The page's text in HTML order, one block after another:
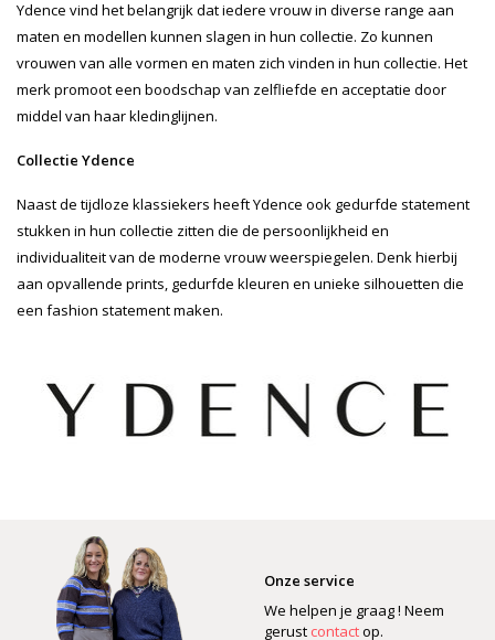
Ydence vind het belangrijk dat iedere vrouw in diverse range aan
maten en modellen kunnen slagen in hun collectie. Zo kunnen
vrouwen van alle vormen en maten zich vinden in hun collectie. Het
merk promoot een boodschap van zelfliefde en acceptatie door
middel van haar kledinglijnen.
Collectie Ydence
Naast de tijdloze klassiekers heeft Ydence ook gedurfde statement
stukken in hun collectie zitten die de persoonlijkheid en
individualiteit van de moderne vrouw weerspiegelen. Denk hierbij
aan opvallende prints, gedurfde kleuren en unieke silhouetten die
een fashion statement maken.
Onze service
We helpen je graag ! Neem
gerust contactop.